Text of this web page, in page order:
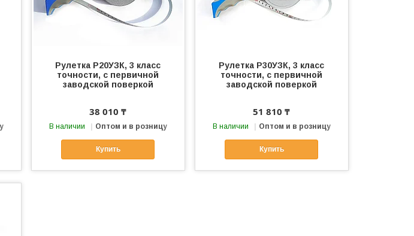
Рулетка Р20УЗК, 3 класс
точности, с первичной
заводской поверкой
38 010 ₸
В наличии Оптом и в розницу
Купить
Рулетка Р30УЗК, 3 класс
точности, с первичной
заводской поверкой
51 810 ₸
В наличии Оптом и в розницу
Купить